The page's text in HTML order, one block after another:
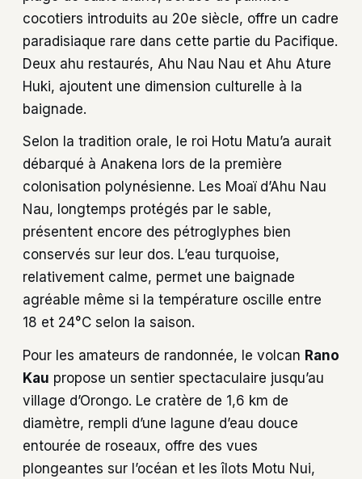
cocotiers introduits au 20e siècle, offre un cadre
paradisiaque rare dans cette partie du Pacifique.
Deux ahu restaurés, Ahu Nau Nau et Ahu Ature
Huki, ajoutent une dimension culturelle à la
baignade.
Selon la tradition orale, le roi Hotu Matu’a aurait
débarqué à Anakena lors de la première
colonisation polynésienne. Les Moaï d’Ahu Nau
Nau, longtemps protégés par le sable,
présentent encore des pétroglyphes bien
conservés sur leur dos. L’eau turquoise,
relativement calme, permet une baignade
agréable même si la température oscille entre
18 et 24°C selon la saison.
Pour les amateurs de randonnée, le volcan Rano
Kau propose un sentier spectaculaire jusqu’au
village d’Orongo. Le cratère de 1,6 km de
diamètre, rempli d’une lagune d’eau douce
entourée de roseaux, offre des vues
plongeantes sur l’océan et les îlots Motu Nui,